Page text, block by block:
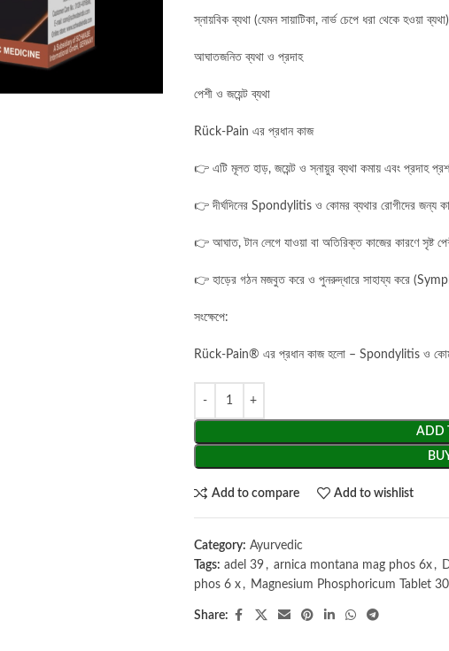
স্নায়বিক ব্যথা (যেমন সায়াটিকা, নার্ভ চেপে ধরা থেকে হওয়া ব্যথা)
আঘাতজনিত ব্যথা ও প্রদাহ
পেশী ও জয়েন্ট ব্যথা
Rück-Pain এর প্রধান কাজ
👉 এটি মূলত হাড়, জয়েন্ট ও স্নায়ুর ব্যথা কমায় এবং প্রদাহ
👉 দীর্ঘদিনের Spondylitis ও কোমর ব্যথার রোগীদের জন্য
👉 আঘাত, টান লেগে যাওয়া বা অতিরিক্ত কাজের কারণে সৃষ্ট
👉 হাড়ের গঠন মজবুত করে ও পুনরুদ্ধারে সাহায্য করে
সংক্ষেপে:
Rück-Pain® এর প্রধান কাজ হলো – Spondylitis ও কোমর/
ADD
Add to compare Add to wishlist
Category: Ayurvedic
Tags: adel 39 , arnica montana mag phos 6x ,
phos 6 x , Magnesium Phosphoricum Tablet
Share: